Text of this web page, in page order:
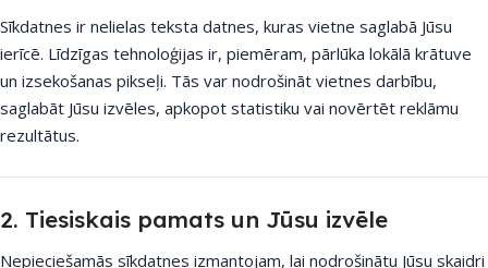
Sīkdatnes ir nelielas teksta datnes, kuras vietne saglabā Jūsu
ierīcē. Līdzīgas tehnoloģijas ir, piemēram, pārlūka lokālā krātuve
un izsekošanas pikseļi. Tās var nodrošināt vietnes darbību,
saglabāt Jūsu izvēles, apkopot statistiku vai novērtēt reklāmu
rezultātus.
2. Tiesiskais pamats un Jūsu izvēle
Nepieciešamās sīkdatnes izmantojam, lai nodrošinātu Jūsu skaidri